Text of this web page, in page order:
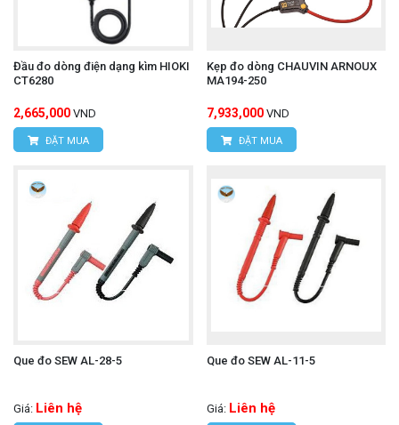
Đầu đo dòng điện dạng kìm HIOKI
CT6280
2,665,000 VND
ĐẶT MUA
Kẹp đo dòng CHAUVIN ARNOUX
MA194-250
7,933,000 VND
ĐẶT MUA
Que đo SEW AL-28-5
Giá: Liên hệ
Que đo SEW AL-11-5
Giá: Liên hệ